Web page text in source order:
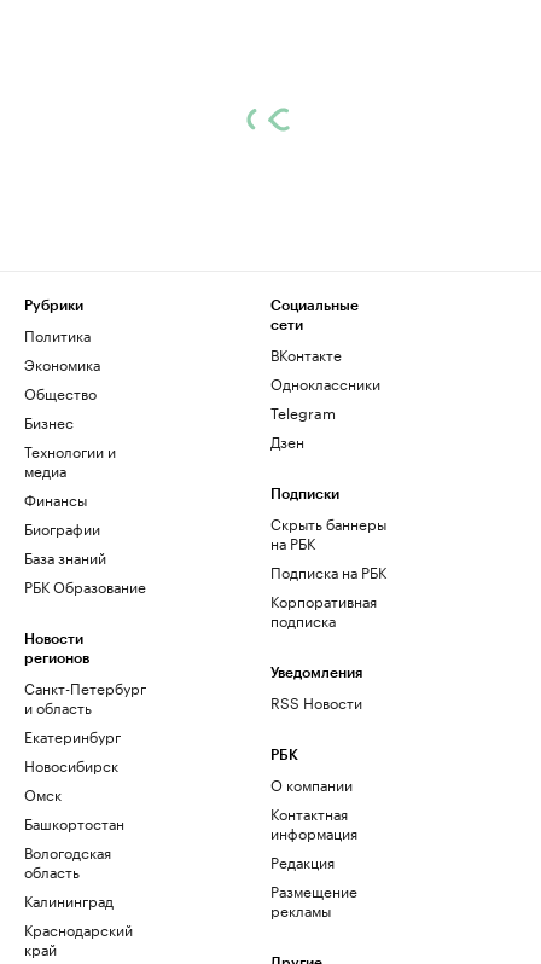
Рубрики
Политика
Экономика
Общество
Бизнес
Технологии и
медиа
Финансы
Биографии
База знаний
РБК Образование
Новости
регионов
Санкт-Петербург
и область
Екатеринбург
Новосибирск
Омск
Башкортостан
Вологодская
область
Калининград
Краснодарский
край
Социальные
сети
ВКонтакте
Одноклассники
Telegram
Дзен
Подписки
Скрыть баннеры
на РБК
Подписка на РБК
Корпоративная
подписка
Уведомления
RSS Новости
РБК
О компании
Контактная
информация
Редакция
Размещение
рекламы